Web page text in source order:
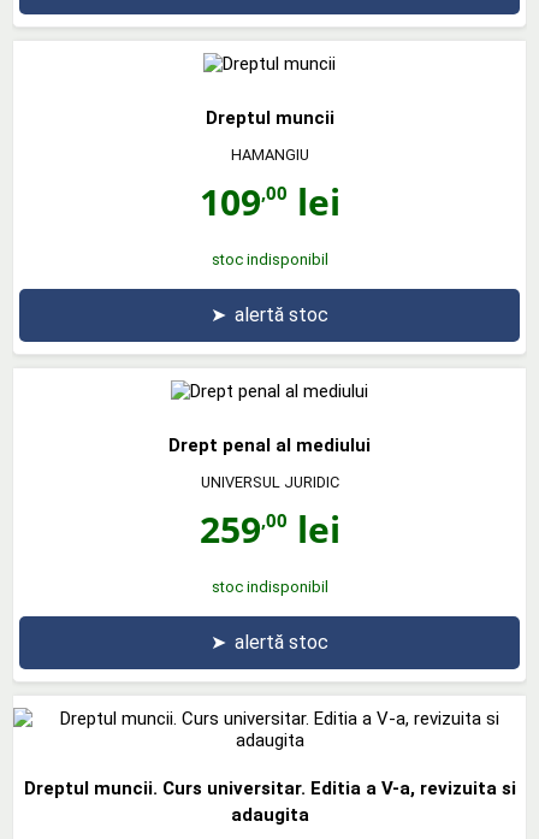
Dreptul muncii
HAMANGIU
109,00 lei
stoc indisponibil
➤ alertă stoc
Drept penal al mediului
UNIVERSUL JURIDIC
259,00 lei
stoc indisponibil
➤ alertă stoc
Dreptul muncii. Curs universitar. Editia a V-a, revizuita si
adaugita